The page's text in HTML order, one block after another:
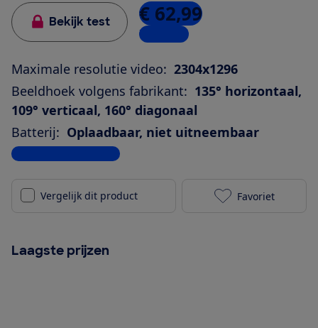
Bekijk test € 62,99
7 winkels
Maximale resolutie video: 2304x1296
Beeldhoek volgens fabrikant: 135° horizontaal,
109° verticaal, 160° diagonaal
Batterij: Oplaadbaar, niet uitneembaar
Bekijk alle specificaties
Vergelijk dit product TP-Link
Favoriet
Laagste prijzen